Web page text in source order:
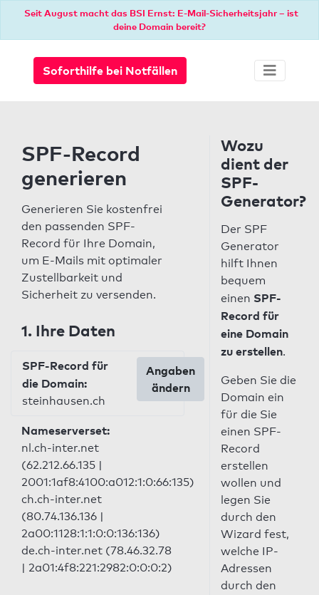
Seit August macht das BSI Ernst: E-Mail-Sicherheitsjahr – ist
deine Domain bereit?
Soforthilfe bei Notfällen
SPF-Record
generieren
Generieren Sie kostenfrei
den passenden SPF-
Record für Ihre Domain,
um E-Mails mit optimaler
Zustellbarkeit und
Sicherheit zu versenden.
1. Ihre Daten
SPF-Record für
die Domain:
steinhausen.ch
Angaben
ändern
Nameserverset:
nl.ch-inter.net
(62.212.66.135 |
2001:1af8:4100:a012:1:0:66:135)
ch.ch-inter.net
(80.74.136.136 |
2a00:1128:1:1:0:0:136:136)
de.ch-inter.net (78.46.32.78
| 2a01:4f8:221:2982:0:0:0:2)
Wozu
dient der
SPF-
Generator?
Der SPF
Generator
hilft Ihnen
bequem
einen SPF-
Record für
eine Domain
zu erstellen.
Geben Sie die
Domain ein
für die Sie
einen SPF-
Record
erstellen
wollen und
legen Sie
durch den
Wizard fest,
welche IP-
Adressen
durch den